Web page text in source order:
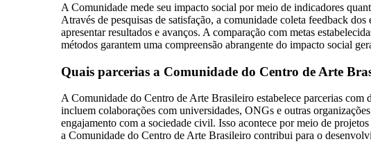
A Comunidade mede seu impacto social por meio de indicadores
Através de pesquisas de satisfação, a comunidade coleta feedback
apresentar resultados e avanços. A comparação com metas
métodos garantem uma compreensão abrangente do impacto social
Quais parcerias a Comunidade do Centro de Arte
A Comunidade do Centro de Arte Brasileiro estabelece parcerias com
incluem colaborações com universidades, ONGs e outras
engajamento com a sociedade civil. Isso acontece por meio de
a Comunidade do Centro de Arte Brasileiro contribui para o